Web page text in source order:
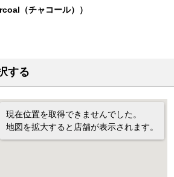
（チャコール））
する
現在位置を取得できませんでした。
地図を拡大すると店舗が表示されます。